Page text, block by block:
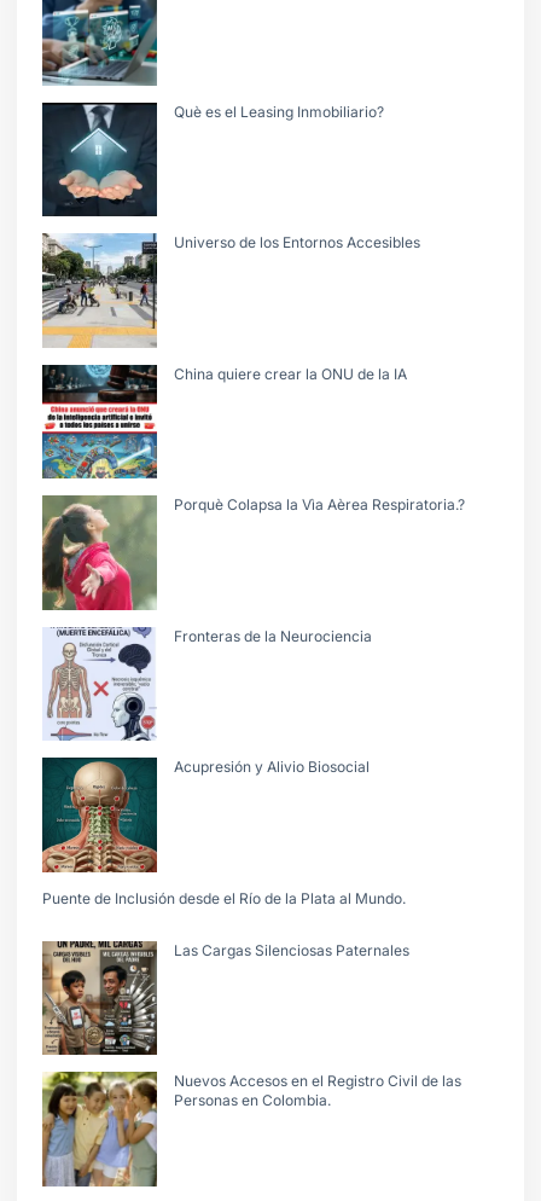
Què es el Leasing Inmobiliario?
Universo de los Entornos Accesibles
China quiere crear la ONU de la IA
Porquè Colapsa la Vìa Aèrea Respiratoria.?
Fronteras de la Neurociencia
Acupresión y Alivio Biosocial
Puente de Inclusión desde el Río de la Plata al Mundo.
Las Cargas Silenciosas Paternales
Nuevos Accesos en el Registro Civil de las
Personas en Colombia.